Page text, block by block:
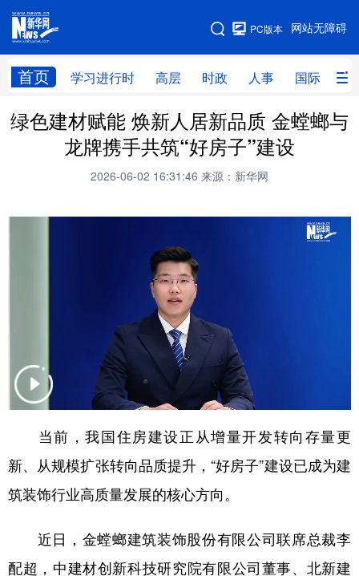
网站无障碍
PC版本
首页 学习进行时 高层 时政 人事 国际 财
网站地图
学习进行时 高层 时政 人事
财经 网评
体育
中央文件 金融
信息化
学术中国 乡村振兴 银龄
彩票 娱乐 时尚 悦读
公益 一带一路 亚太网
绿色建材赋能 焕新人居新品质 金螳螂与
龙牌携手共筑“好房子”建设
2026-06-02 16:31:46 来源：新华网
当前，我国住房建设正从增量开发转向存量更
新、从规模扩张转向品质提升，“好房子”建设已成为建
筑装饰行业高质量发展的核心方向。
近日，金螳螂建筑装饰股份有限公司联席总裁李
配超，中建材创新科技研究院有限公司董事、北新建